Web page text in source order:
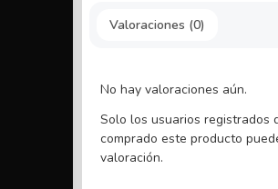
Valoraciones (0)
No hay valoraciones aún.
Solo los usuarios registrados
comprado este producto
valoración.